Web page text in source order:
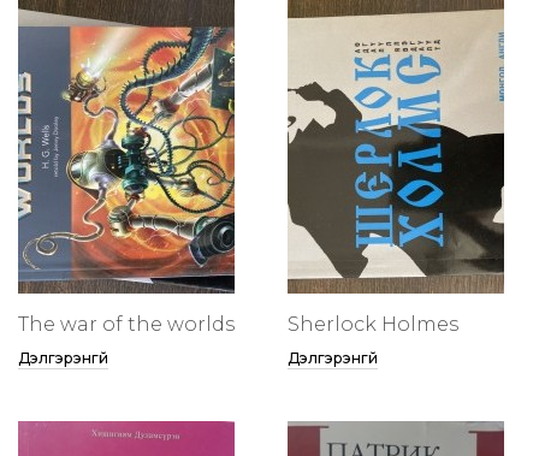
The war of the worlds
Дэлгэрэнгүй
Sherlock Holmes
Дэлгэрэнгүй